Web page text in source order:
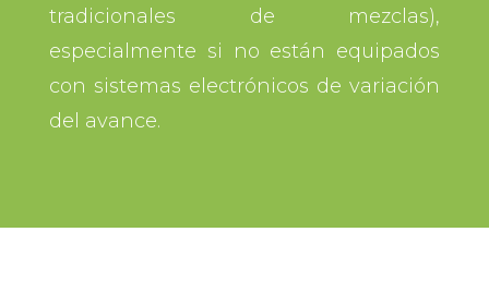
tradicionales de mezclas),
especialmente si no están equipados
con sistemas electrónicos de variación
del avance.